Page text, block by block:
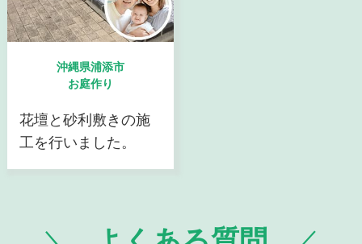
沖縄県浦添市
お庭作り
花壇と砂利敷きの施
工を行いました。